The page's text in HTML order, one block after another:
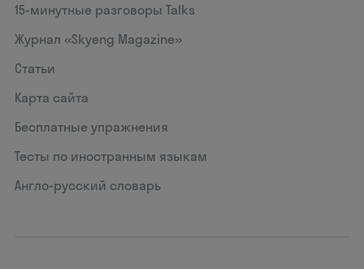
15‑минутные разговоры Talks
Журнал «Skyeng Magazine»
Статьи
Карта сайта
Бесплатные упражнения
Тесты по иностранным языкам
Англо-русский словарь